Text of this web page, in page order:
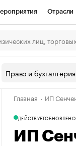
Отрасли
Спецпроекты
наличной валюты
Право и бухгалтерия
Главная ИП
ДЕЙСТВУЕТОБНОВЛЕНО
ИП